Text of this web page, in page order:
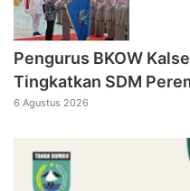
Pengurus BKOW
Tingkatkan SDM
6 Agustus 2026